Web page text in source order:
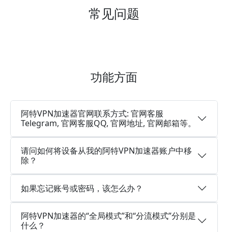
常见问题
功能方面
阿特VPN加速器官网联系方式: 官网客服
Telegram, 官网客服QQ, 官网地址, 官网邮箱等。
请问如何将设备从我的阿特VPN加速器账户中移
除？
如果忘记账号或密码，该怎么办？
阿特VPN加速器的“全局模式”和“分流模式”分别是
什么？